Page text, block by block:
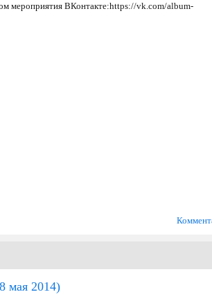
мероприятия ВКонтакте:https://vk.com/album-
мая 2014)